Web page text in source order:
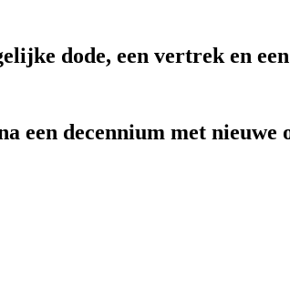
dode, een vertrek en
een decennium met nieuwe